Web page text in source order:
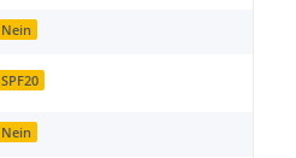
Nein
SPF20
Nein